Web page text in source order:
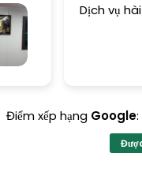
Dịch vụ
Điểm xếp hạng Google: